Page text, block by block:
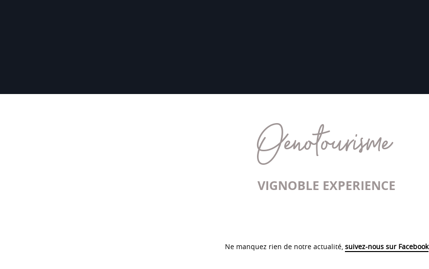
Oenotourisme
VIGNOBLE EXPERIENCE
Ne manquez rien de notre actualité, suivez-nous sur Facebook